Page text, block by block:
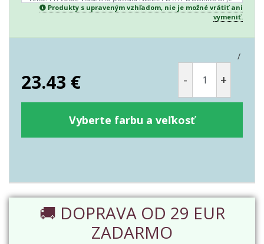
Produkty s upraveným vzhľadom, nie je možné vrátiť ani
vymeniť.
/
23.43 € - +
Vyberte farbu a veľkosť
🚚 DOPRAVA OD 29 EUR
ZADARMO